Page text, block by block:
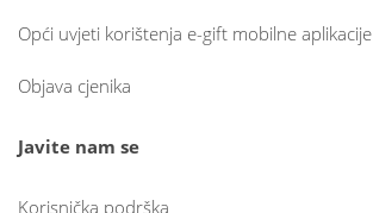
Opći uvjeti korištenja e-gift mobilne aplikacije
Objava cjenika
Javite nam se
Korisnička podrška